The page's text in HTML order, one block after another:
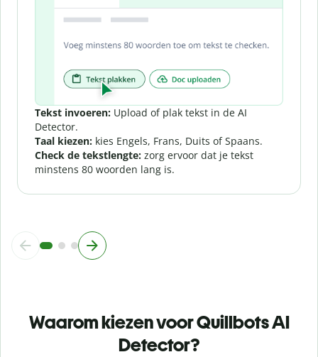
Tekst invoeren: Upload of plak tekst in de AI
Detector.
Taal kiezen: kies Engels, Frans, Duits of Spaans.
Check de tekstlengte: zorg ervoor dat je tekst
minstens 80 woorden lang is.
Waarom kiezen voor Quillbots AI
Detector?